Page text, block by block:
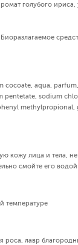
голубого
cocoate, aqua,
pentetate, sodium
methylpropional,
кожу лица и тела,
смойте его водой
температуре
роса, лавр